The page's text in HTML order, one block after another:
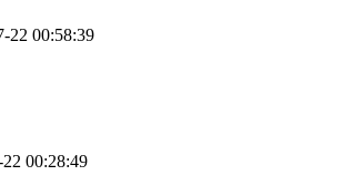
22 00:58:39
00:28:49